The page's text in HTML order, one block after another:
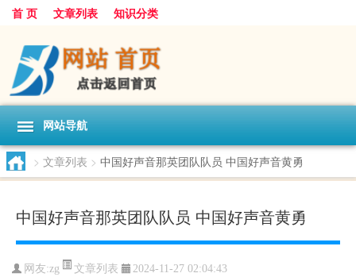
首 页 文章列表 知识分类
网站导航
> 文章列表 > 中国好声音那英团队队员 中国好声音黄勇
中国好声音那英团队队员 中国好声音黄勇
网友:zg 文章列表 2024-11-27 02:04:43